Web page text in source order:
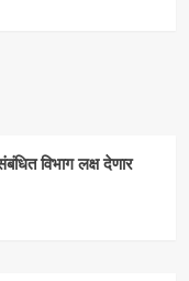
विभाग लक्ष देणार